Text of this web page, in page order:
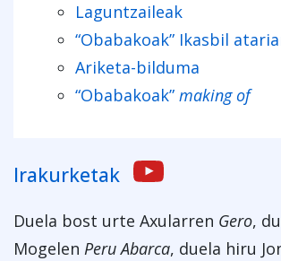
Laguntzaileak
“Obabakoak” Ikasbil
Ariketa-bilduma
“Obabakoak” making of
Irakurketak
Duela bost urte Axularren Gero,
Mogelen Peru Abarca, duela hiru